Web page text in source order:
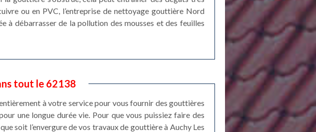
ou en PVC, l’entreprise de nettoyage gouttière Nord
à débarrasser de la pollution des mousses et des feuilles
tout le 62138
à votre service pour vous fournir des gouttières
une longue durée vie. Pour que vous puissiez faire des
soit l’envergure de vos travaux de gouttière à Auchy Les